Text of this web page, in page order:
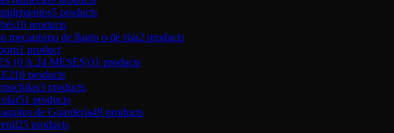
5 products
10 products
mecanismo de llanto o de risa2 products
1 product
(0 A 24 MESES)31 products
210 products
3 products
51 products
de Guardería49 products
25 products